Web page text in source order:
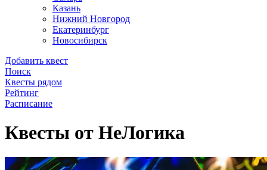
Казань
Нижний Новгород
Екатеринбург
Новосибирск
Добавить квест
Поиск
Квесты рядом
Рейтинг
Расписание
Квесты от НеЛогика